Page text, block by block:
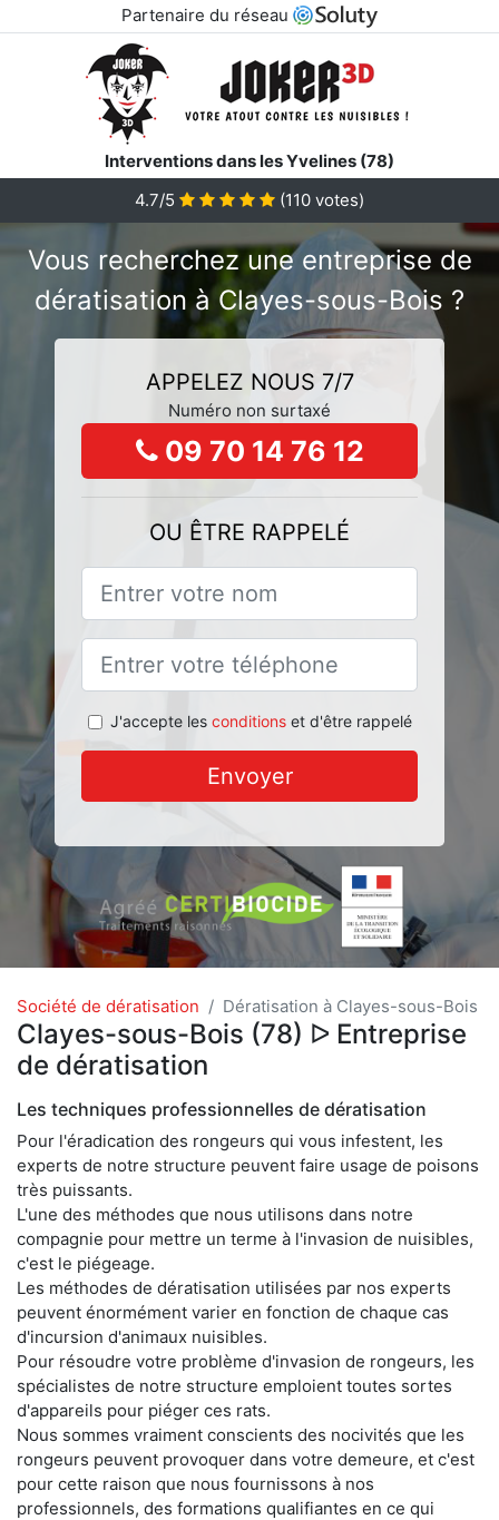
Partenaire du réseau
Interventions dans les Yvelines (78)
4.7/5
(110 votes)
Vous recherchez une entreprise de
dératisation à Clayes-sous-Bois ?
APPELEZ NOUS 7/7
Numéro non surtaxé
09 70 14 76 12
OU ÊTRE RAPPELÉ
J'accepte les conditionset d'être rappelé
Envoyer
Société de dératisation Dératisation à Clayes-sous-Bois
Clayes-sous-Bois (78) ᐅ Entreprise
de dératisation
Les techniques professionnelles de dératisation
Pour l'éradication des rongeurs qui vous infestent, les
experts de notre structure peuvent faire usage de poisons
très puissants.
L'une des méthodes que nous utilisons dans notre
compagnie pour mettre un terme à l'invasion de nuisibles,
c'est le piégeage.
Les méthodes de dératisation utilisées par nos experts
peuvent énormément varier en fonction de chaque cas
d'incursion d'animaux nuisibles.
Pour résoudre votre problème d'invasion de rongeurs, les
spécialistes de notre structure emploient toutes sortes
d'appareils pour piéger ces rats.
Nous sommes vraiment conscients des nocivités que les
rongeurs peuvent provoquer dans votre demeure, et c'est
pour cette raison que nous fournissons à nos
professionnels, des formations qualifiantes en ce qui